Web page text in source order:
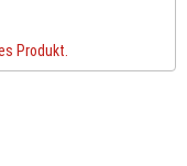
Produkt.